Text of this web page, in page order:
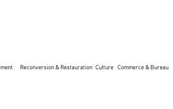
Reconversion & Restauration Culture Commerce & Bureau